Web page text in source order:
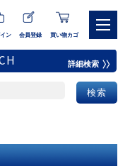
ン 会員登録 買い物カゴ
詳細検索